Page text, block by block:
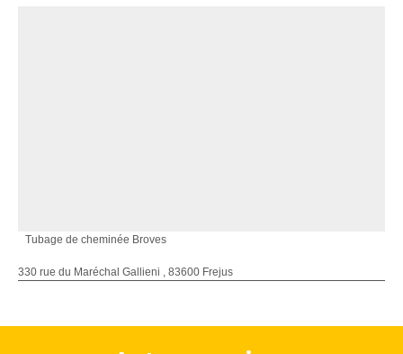
Tubage de cheminée Broves
330 rue du Maréchal Gallieni , 83600 Frejus